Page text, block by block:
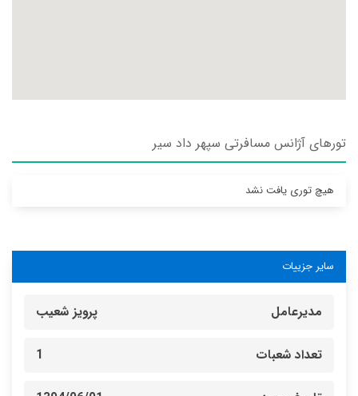
تورهای آژانس مسافرتی سپهر داد سير
هیچ توری یافت نشد
سایر جزییات
مدیرعامل پرویز شعیب
تعداد شعبات 1